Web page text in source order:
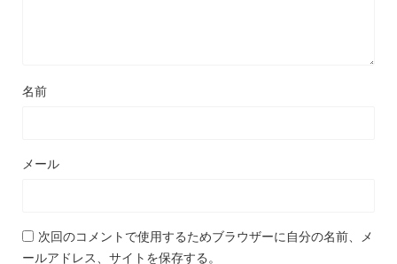
名前
メール
次回のコメントで使用するためブラウザーに自分の名前、メ
ールアドレス、サイトを保存する。